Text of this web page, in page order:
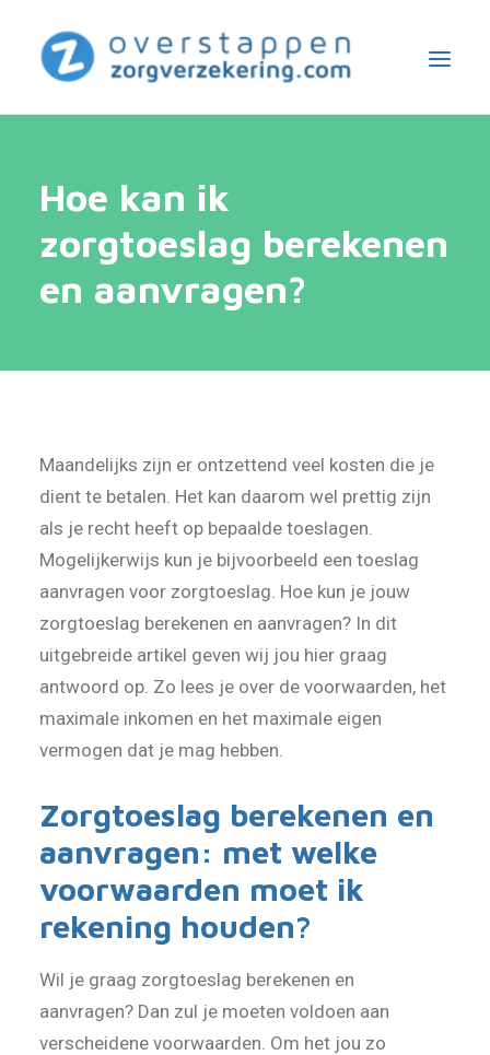
ZORGVERZEKERAARS
ZORGTOESLAG
SEARCH
CONTACT
Hoe kan ik
zorgtoeslag berekenen
en aanvragen?
Maandelijks zijn er ontzettend veel kosten die je
dient te betalen. Het kan daarom wel prettig zijn
als je recht heeft op bepaalde toeslagen.
Mogelijkerwijs kun je bijvoorbeeld een toeslag
aanvragen voor zorgtoeslag. Hoe kun je jouw
zorgtoeslag berekenen en aanvragen? In dit
uitgebreide artikel geven wij jou hier graag
antwoord op. Zo lees je over de voorwaarden, het
maximale inkomen en het maximale eigen
vermogen dat je mag hebben.
Zorgtoeslag berekenen en
aanvragen: met welke
voorwaarden moet ik
rekening houden?
Wil je graag zorgtoeslag berekenen en
aanvragen? Dan zul je moeten voldoen aan
verscheidene voorwaarden. Om het jou zo